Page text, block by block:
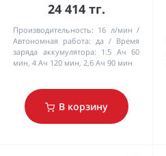
24 414 тг.
Производительность: 16 л/мин
Автономная работа: да
Время
заряда аккумулятора: 1.5 Ач 60
мин, 4 Ач 120 мин, 2,6 Ач 90 мин
В корзину